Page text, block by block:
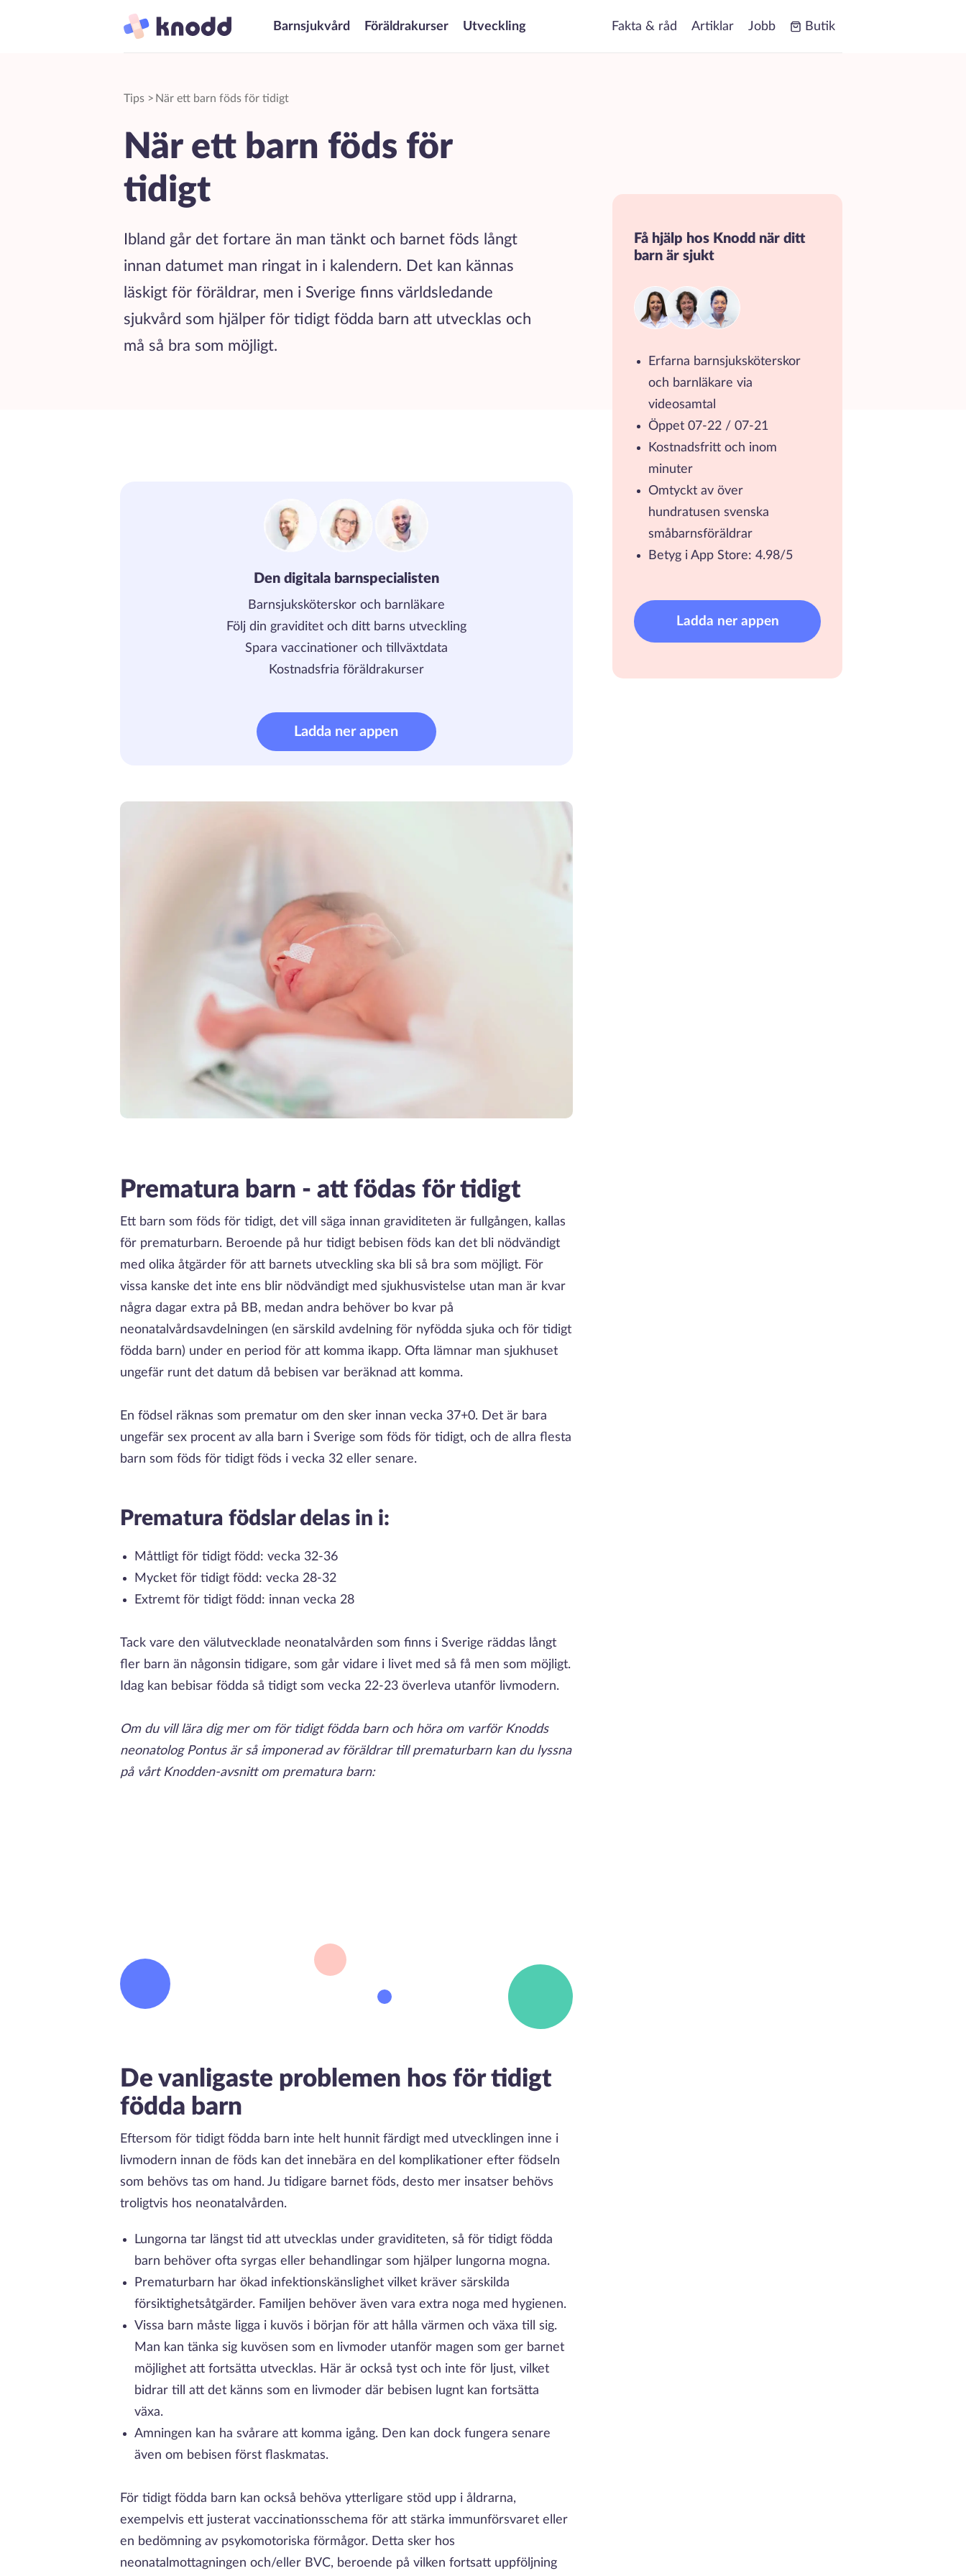
Barnsjukvård Föräldrakurser Utveckling Fakta & råd Artiklar Jobb Butik
Tips > När ett barn föds för tidigt
När ett barn föds för
tidigt
Ibland går det fortare än man tänkt och barnet föds långt
innan datumet man ringat in i kalendern. Det kan kännas
läskigt för föräldrar, men i Sverige finns världsledande
sjukvård som hjälper för tidigt födda barn att utvecklas och
må så bra som möjligt.
Den digitala barnspecialisten
Barnsjuksköterskor och barnläkare
Följ din graviditet och ditt barns utveckling
Spara vaccinationer och tillväxtdata
Kostnadsfria föräldrakurser
Ladda ner appen
Prematura barn - att födas för tidigt
Ett barn som föds för tidigt, det vill säga innan graviditeten är fullgången, kallas
för prematurbarn. Beroende på hur tidigt bebisen föds kan det bli nödvändigt
med olika åtgärder för att barnets utveckling ska bli så bra som möjligt. För
vissa kanske det inte ens blir nödvändigt med sjukhusvistelse utan man är kvar
några dagar extra på BB, medan andra behöver bo kvar på
neonatalvårdsavdelningen (en särskild avdelning för nyfödda sjuka och för tidigt
födda barn) under en period för att komma ikapp. Ofta lämnar man sjukhuset
ungefär runt det datum då bebisen var beräknad att komma.
En födsel räknas som prematur om den sker innan vecka 37+0. Det är bara
ungefär sex procent av alla barn i Sverige som föds för tidigt, och de allra flesta
barn som föds för tidigt föds i vecka 32 eller senare.
Prematura födslar delas in i:
Måttligt för tidigt född: vecka 32-36
Mycket för tidigt född: vecka 28-32
Extremt för tidigt född: innan vecka 28
Tack vare den välutvecklade neonatalvården som finns i Sverige räddas långt
fler barn än någonsin tidigare, som går vidare i livet med så få men som möjligt.
Idag kan bebisar födda så tidigt som vecka 22-23 överleva utanför livmodern.
Om du vill lära dig mer om för tidigt födda barn och höra om varför Knodds
neonatolog Pontus är så imponerad av föräldrar till prematurbarn kan du lyssna
på vårt Knodden-avsnitt om prematura barn:
De vanligaste problemen hos för tidigt
födda barn
Eftersom för tidigt födda barn inte helt hunnit färdigt med utvecklingen inne i
livmodern innan de föds kan det innebära en del komplikationer efter födseln
som behövs tas om hand. Ju tidigare barnet föds, desto mer insatser behövs
troligtvis hos neonatalvården.
Lungorna tar längst tid att utvecklas under graviditeten, så för tidigt födda
barn behöver ofta syrgas eller behandlingar som hjälper lungorna mogna.
Prematurbarn har ökad infektionskänslighet vilket kräver särskilda
försiktighetsåtgärder. Familjen behöver även vara extra noga med hygienen.
Vissa barn måste ligga i kuvös i början för att hålla värmen och växa till sig.
Man kan tänka sig kuvösen som en livmoder utanför magen som ger barnet
möjlighet att fortsätta utvecklas. Här är också tyst och inte för ljust, vilket
bidrar till att det känns som en livmoder där bebisen lugnt kan fortsätta
växa.
Amningen kan ha svårare att komma igång. Den kan dock fungera senare
även om bebisen först flaskmatas.
För tidigt födda barn kan också behöva ytterligare stöd upp i åldrarna,
exempelvis ett justerat vaccinationsschema för att stärka immunförsvaret eller
en bedömning av psykomotoriska förmågor. Detta sker hos
neonatalmottagningen och/eller BVC, beroende på vilken fortsatt uppföljning
Få hjälp hos Knodd när ditt
barn är sjukt
Erfarna barnsjuksköterskor
och barnläkare via
videosamtal
Öppet 07-22 / 07-21
Kostnadsfritt och inom
minuter
Omtyckt av över
hundratusen svenska
småbarnsföräldrar
Betyg i App Store: 4.98/5
Ladda ner appen